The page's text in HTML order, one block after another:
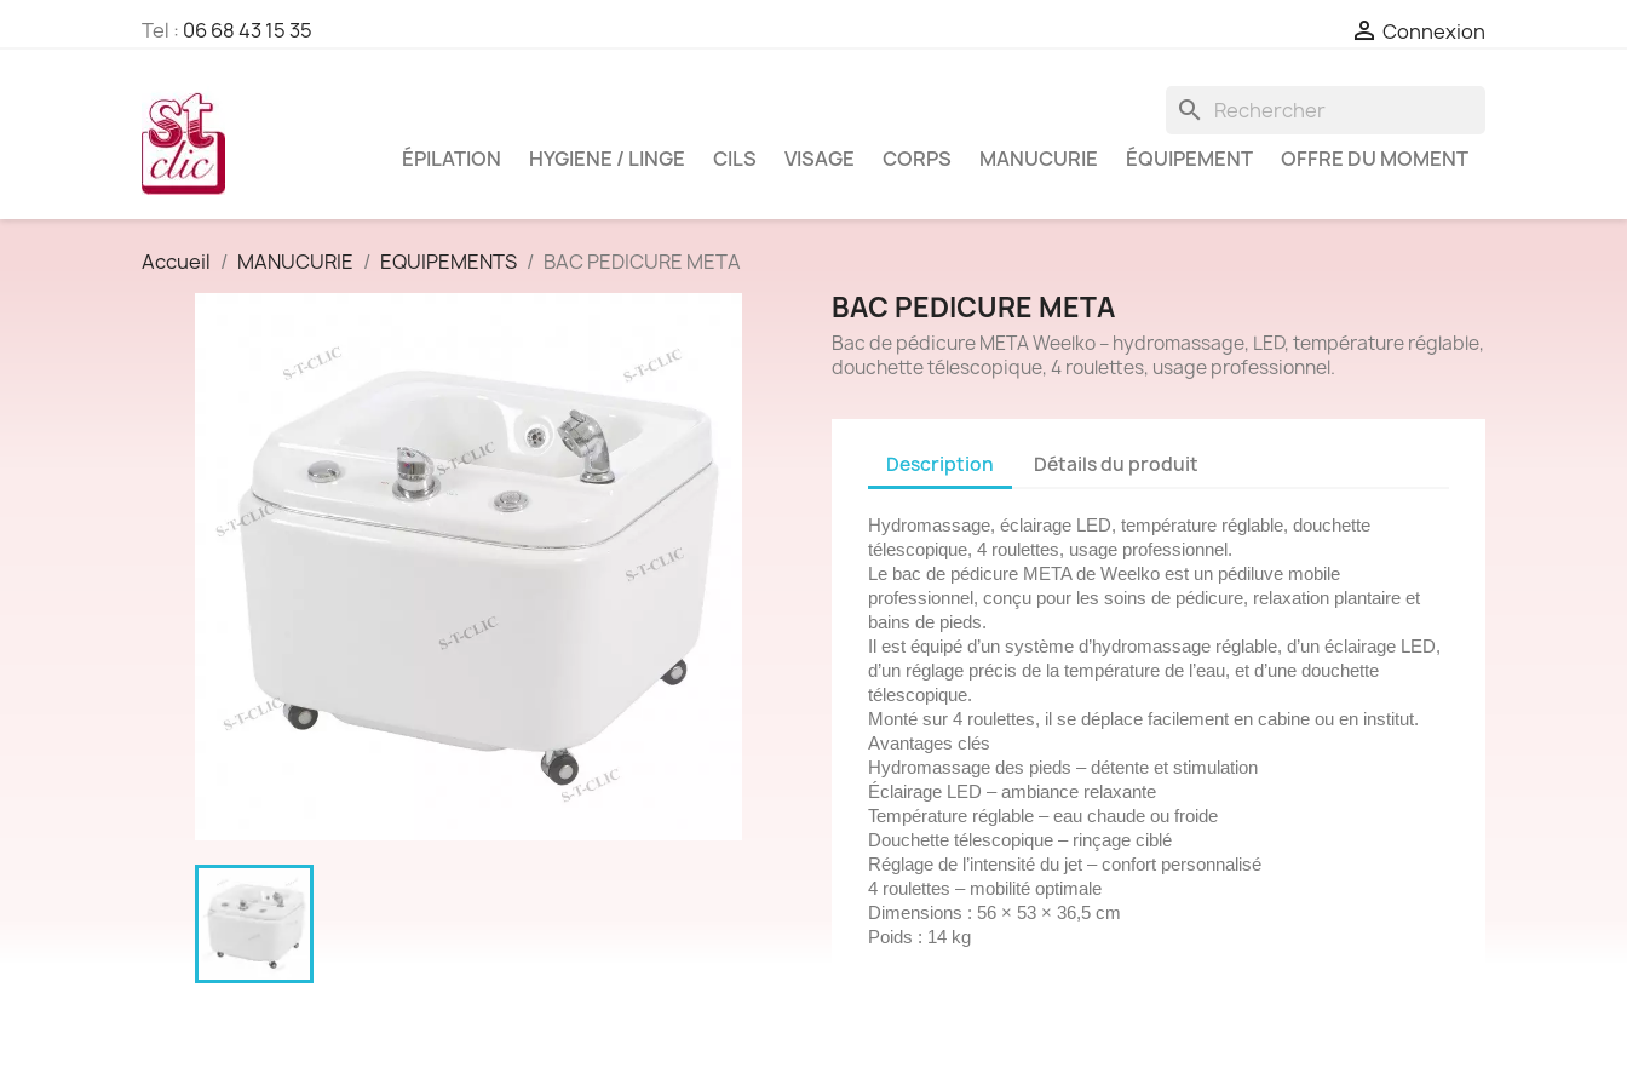
Tel : 06 68 43 15 35  Connexion
search
ÉPILATION HYGIENE / LINGE CILS VISAGE CORPS MANUCURIE ÉQUIPEMENT OFFRE DU MOMENT
Accueil MANUCURIE EQUIPEMENTS BAC PEDICURE META
BAC PEDICURE META
Bac de pédicure META Weelko – hydromassage, LED, température réglable,
douchette télescopique, 4 roulettes, usage professionnel.
Description Détails du produit
Hydromassage, éclairage LED, température réglable, douchette
télescopique, 4 roulettes, usage professionnel.
Le bac de pédicure META de Weelko est un pédiluve mobile
professionnel, conçu pour les soins de pédicure, relaxation plantaire et
bains de pieds.
Il est équipé d’un système d’hydromassage réglable, d’un éclairage LED,
d’un réglage précis de la température de l’eau, et d’une douchette
télescopique.
Monté sur 4 roulettes, il se déplace facilement en cabine ou en institut.
Avantages clés
Hydromassage des pieds – détente et stimulation
Éclairage LED – ambiance relaxante
Température réglable – eau chaude ou froide
Douchette télescopique – rinçage ciblé
Réglage de l’intensité du jet – confort personnalisé
4 roulettes – mobilité optimale
Dimensions : 56 × 53 × 36,5 cm
Poids : 14 kg